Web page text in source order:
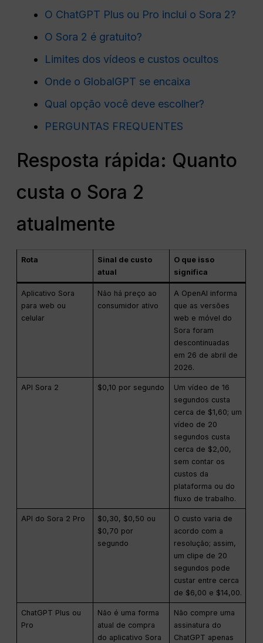
O ChatGPT Plus ou Pro inclui o Sora 2?
O Sora 2 é gratuito?
Limites dos vídeos e custos ocultos
Onde o GlobalGPT se encaixa
Qual opção você deve escolher?
PERGUNTAS FREQUENTES
Resposta rápida: Quanto
custa o Sora 2
atualmente
Rota
Sinal de custo
atual
O que isso
significa
Aplicativo Sora
para web ou
celular
Não há preço ao
consumidor ativo
A OpenAI informa
que as versões
web e móvel do
Sora foram
descontinuadas
em 26 de abril de
2026.
API Sora 2 $0,10 por segundo
Um vídeo de 16
segundos custa
cerca de $1,60; um
vídeo de 20
segundos custa
cerca de $2,00,
sem contar os
custos da
plataforma ou do
fluxo de trabalho.
API do Sora 2 Pro
$0,30, $0,50 ou
$0,70 por
segundo
O custo varia de
acordo com a
resolução; assim,
um clipe de 20
segundos pode
custar entre cerca
de $6,00 e $14,00.
ChatGPT Plus ou
Pro
Não é uma forma
atual de compra
do aplicativo Sora
Não compre uma
assinatura do
ChatGPT apenas